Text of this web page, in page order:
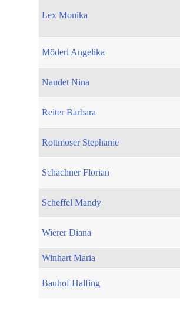
Lex Monika
Möderl Angelika
Naudet Nina
Reiter Barbara
Rottmoser Stephanie
Schachner Florian
Scheffel Mandy
Wierer Diana
Winhart Maria
Bauhof Halfing